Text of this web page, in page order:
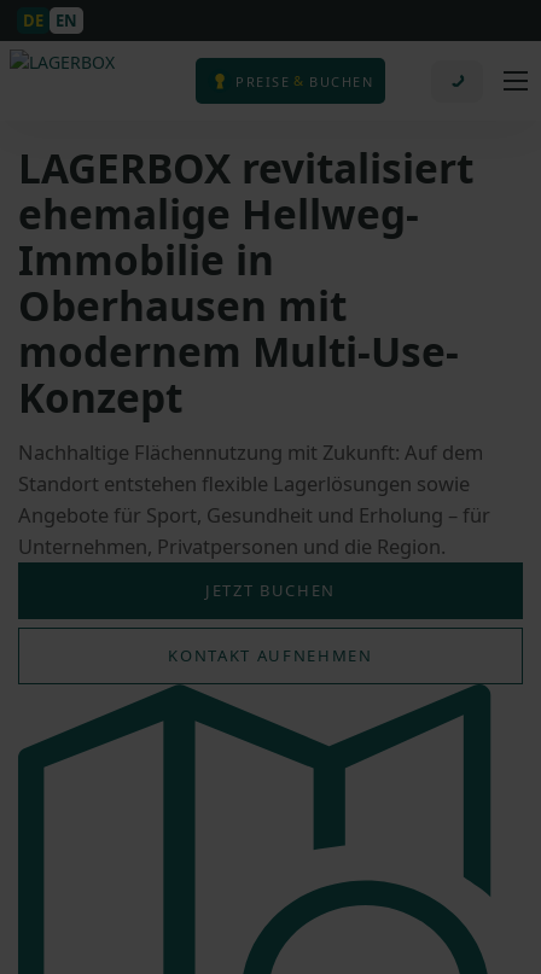
DE EN
PREISE & BUCHEN
LAGERBOX revitalisiert
ehemalige Hellweg-
Immobilie in
Oberhausen mit
modernem Multi-Use-
Konzept
Nachhaltige Flächennutzung mit Zukunft: Auf dem
Standort entstehen flexible Lagerlösungen sowie
Angebote für Sport, Gesundheit und Erholung – für
Unternehmen, Privatpersonen und die Region.
JETZT BUCHEN
KONTAKT AUFNEHMEN